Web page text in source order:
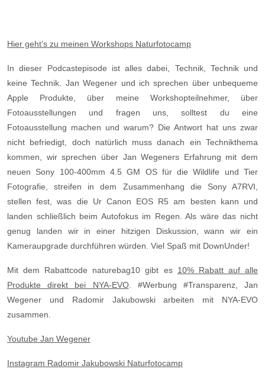
Hier geht’s zu meinen Workshops Naturfotocamp⁠⁠
In dieser Podcastepisode ist alles dabei, Technik, Technik und
keine Technik. Jan Wegener und ich sprechen über unbequeme
Apple Produkte, über meine Workshopteilnehmer, über
Fotoausstellungen und fragen uns, solltest du eine
Fotoausstellung machen und warum? Die Antwort hat uns zwar
nicht befriedigt, doch natürlich muss danach ein Technikthema
kommen, wir sprechen über Jan Wegeners Erfahrung mit dem
neuen Sony 100-400mm 4.5 GM OS für die Wildlife und Tier
Fotografie, streifen in dem Zusammenhang die Sony A7RVI,
stellen fest, was die Ur Canon EOS R5 am besten kann und
landen schließlich beim Autofokus im Regen. Als wäre das nicht
genug landen wir in einer hitzigen Diskussion, wann wir ein
Kameraupgrade durchführen würden. Viel Spaß mit DownUnder!
Mit dem Rabattcode naturebag10 gibt es ⁠10% Rabatt auf alle
Produkte direkt bei NYA-EVO⁠. #Werbung #Transparenz, Jan
Wegener und Radomir Jakubowski arbeiten mit NYA-EVO
zusammen.
⁠Youtube Jan Wegener⁠
⁠Instagram Radomir Jakubowski Naturfotocamp⁠